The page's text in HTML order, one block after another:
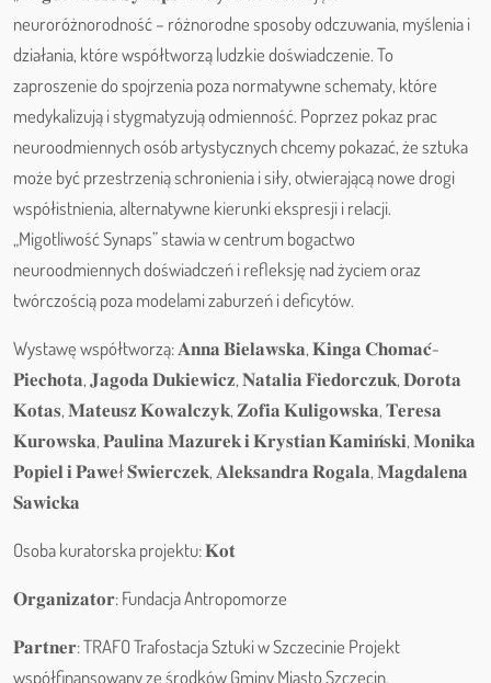
neuroróżnorodność – różnorodne sposoby odczuwania, myślenia i
działania, które współtworzą ludzkie doświadczenie. To
zaproszenie do spojrzenia poza normatywne schematy, które
medykalizują i stygmatyzują odmienność. Poprzez pokaz prac
neuroodmiennych osób artystycznych chcemy pokazać, że sztuka
może być przestrzenią schronienia i siły, otwierającą nowe drogi
współistnienia, alternatywne kierunki ekspresji i relacji.
„Migotliwość Synaps” stawia w centrum bogactwo
neuroodmiennych doświadczeń i refleksję nad życiem oraz
twórczością poza modelami zaburzeń i deficytów.
Wystawę współtworzą: 𝐀𝐧𝐧𝐚 𝐁𝐢𝐞𝐥𝐚𝐰𝐬𝐤𝐚, 𝐊𝐢𝐧𝐠𝐚 𝐂𝐡𝐨𝐦𝐚𝐜́-
𝐏𝐢𝐞𝐜𝐡𝐨𝐭𝐚, 𝐉𝐚𝐠𝐨𝐝𝐚 𝐃𝐮𝐤𝐢𝐞𝐰𝐢𝐜𝐳, 𝐍𝐚𝐭𝐚𝐥𝐢𝐚 𝐅𝐢𝐞𝐝𝐨𝐫𝐜𝐳𝐮𝐤, 𝐃𝐨𝐫𝐨𝐭𝐚
𝐊𝐨𝐭𝐚𝐬, 𝐌𝐚𝐭𝐞𝐮𝐬𝐳 𝐊𝐨𝐰𝐚𝐥𝐜𝐳𝐲𝐤, 𝐙𝐨𝐟𝐢𝐚 𝐊𝐮𝐥𝐢𝐠𝐨𝐰𝐬𝐤𝐚, 𝐓𝐞𝐫𝐞𝐬𝐚
𝐊𝐮𝐫𝐨𝐰𝐬𝐤𝐚, 𝐏𝐚𝐮𝐥𝐢𝐧𝐚 𝐌𝐚𝐳𝐮𝐫𝐞𝐤 𝐢 𝐊𝐫𝐲𝐬𝐭𝐢𝐚𝐧 𝐊𝐚𝐦𝐢𝐧́𝐬𝐤𝐢, 𝐌𝐨𝐧𝐢𝐤𝐚
𝐏𝐨𝐩𝐢𝐞𝐥 𝐢 𝐏𝐚𝐰𝐞ł 𝐒́𝐰𝐢𝐞𝐫𝐜𝐳𝐞𝐤, 𝐀𝐥𝐞𝐤𝐬𝐚𝐧𝐝𝐫𝐚 𝐑𝐨𝐠𝐚𝐥𝐚, 𝐌𝐚𝐠𝐝𝐚𝐥𝐞𝐧𝐚
𝐒𝐚𝐰𝐢𝐜𝐤𝐚
Osoba kuratorska projektu: 𝐊𝐨𝐭
𝐎𝐫𝐠𝐚𝐧𝐢𝐳𝐚𝐭𝐨𝐫: Fundacja Antropomorze
𝐏𝐚𝐫𝐭𝐧𝐞𝐫: TRAFO Trafostacja Sztuki w Szczecinie Projekt
współfinansowany ze środków Gminy Miasto Szczecin.